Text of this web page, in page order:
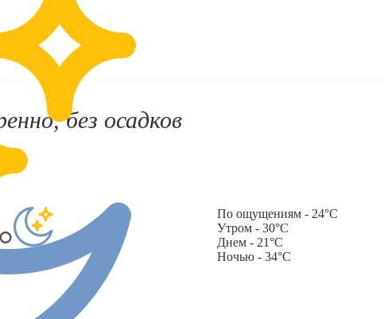
без осадков
По ощущениям - 24°C
Утром - 30°C
Днем - 21°C
Ночью - 34°C